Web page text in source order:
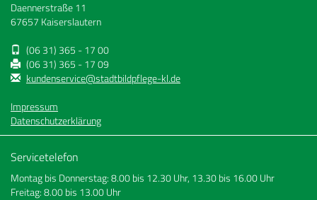
Daennerstraße 11
67657 Kaiserslautern
(06 31) 365 - 17 00
(06 31) 365 - 17 09
kundenservice@stadtbildpflege-kl.de
Impressum
Datenschutzerklärung
Servicetelefon
Montag bis Donnerstag: 8.00 bis 12.30 Uhr, 13.30 bis 16.00 Uhr
Freitag: 8.00 bis 13.00 Uhr